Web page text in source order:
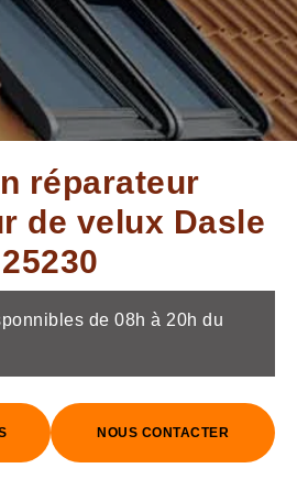
réparateur
de velux Dasle
25230
de 08h à 20h du
NOUS CONTACTER